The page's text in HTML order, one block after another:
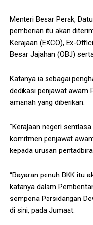
Menteri Besar Perak,
pemberian itu akan
Kerajaan (EXCO), Ex-
Besar Jajahan (OBJ)
Katanya ia sebagai
dedikasi penjawat awam
amanah yang diberikan.
“Kerajaan negeri
komitmen penjawat
kepada urusan
“Bayaran penuh BKK itu
katanya dalam
sempena Persidangan
di sini, pada Jumaat.